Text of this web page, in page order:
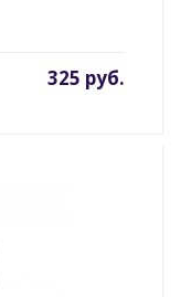
325 руб.